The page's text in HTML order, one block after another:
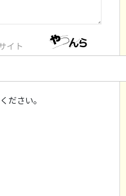
イト
ださい。